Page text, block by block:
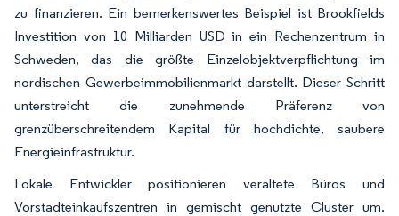
zu finanzieren. Ein bemerkenswertes Beispiel ist Brookfields
Investition von 10 Milliarden USD in ein Rechenzentrum in
Schweden, das die größte Einzelobjektverpflichtung im
nordischen Gewerbeimmobilienmarkt darstellt. Dieser Schritt
unterstreicht die zunehmende Präferenz von
grenzüberschreitendem Kapital für hochdichte, saubere
Energieinfrastruktur.
Lokale Entwickler positionieren veraltete Büros und
Vorstadteinkaufszentren in gemischt genutzte Cluster um.